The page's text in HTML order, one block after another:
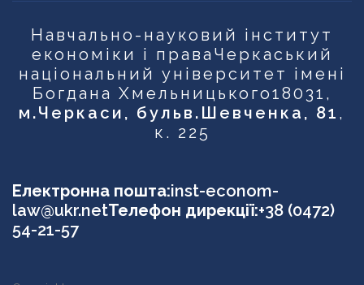
Навчально-науковий інститут
економіки і права Черкаський
національний університет імені
Богдана Хмельницького18031,
м.Черкаси, бульв.Шевченка, 81 ,
к. 225
Електронна пошта:inst-econom-
law@ukr.netТелефон дирекції:+38 (0472)
54-21-57